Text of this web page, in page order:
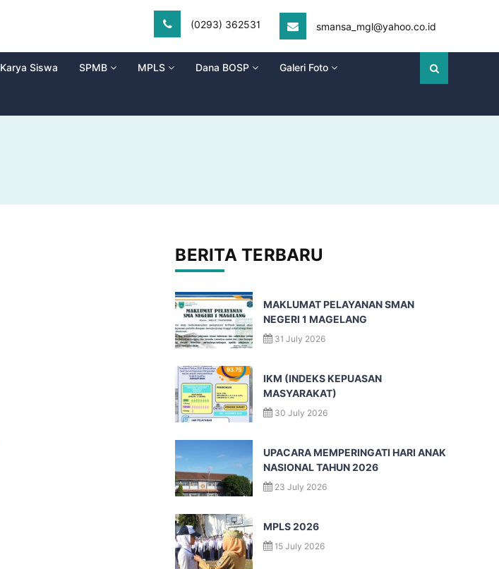
(0293) 362531 smansa_mgl@yahoo.co.id
Karya Siswa SPMB MPLS Dana BOSP Galeri Foto
BERITA TERBARU
MAKLUMAT PELAYANAN SMAN
NEGERI 1 MAGELANG
31 July 2026
IKM (INDEKS KEPUASAN
MASYARAKAT)
30 July 2026
UPACARA MEMPERINGATI HARI ANAK
NASIONAL TAHUN 2026
23 July 2026
MPLS 2026
15 July 2026